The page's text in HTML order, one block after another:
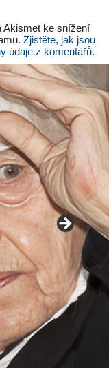
Akismet ke snížení
Zjistěte, jak jsou
údaje z komentářů.